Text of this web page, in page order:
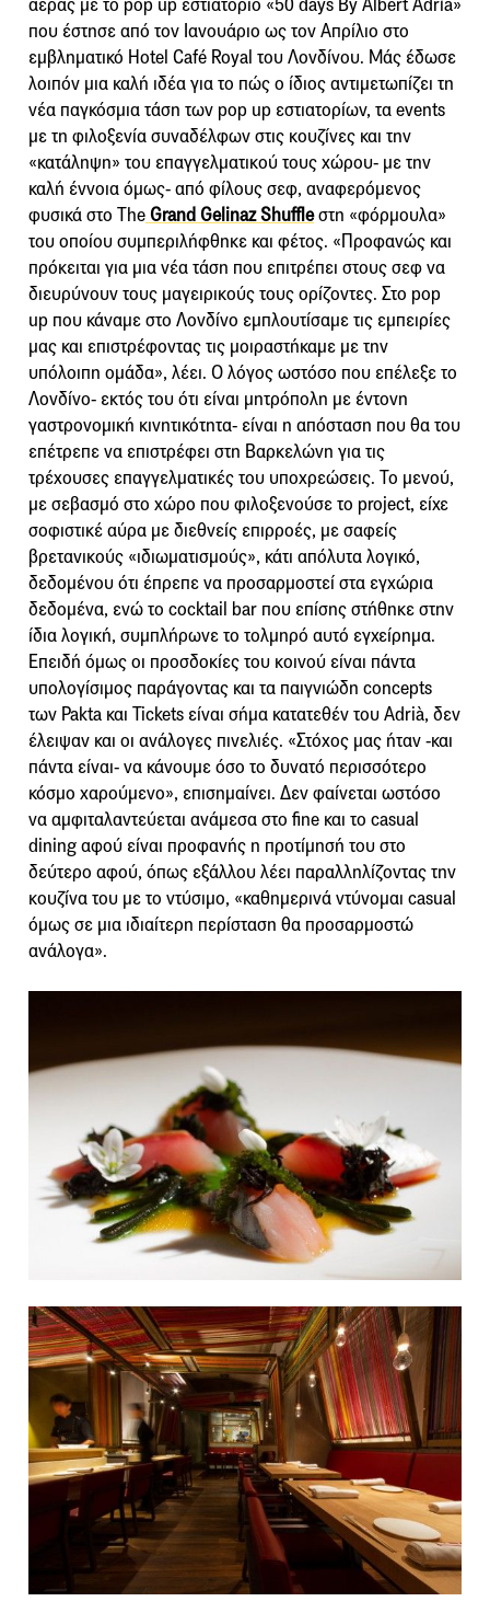
αέρας με το pop up εστιατόριο «50 days By Albert Adrià»
που έστησε από τον Ιανουάριο ως τον Απρίλιο στο
εμβληματικό Hotel Café Royal του Λονδίνου. Μάς έδωσε
λοιπόν μια καλή ιδέα για το πώς ο ίδιος αντιμετωπίζει τη
νέα παγκόσμια τάση των pop up εστιατορίων, τα events
με τη φιλοξενία συναδέλφων στις κουζίνες και την
«κατάληψη» του επαγγελματικού τους χώρου- με την
καλή έννοια όμως- από φίλους σεφ, αναφερόμενος
φυσικά στο TheGrand Gelinaz Shuffleστη «φόρμουλα»
του οποίου συμπεριλήφθηκε και φέτος. «Προφανώς και
πρόκειται για μια νέα τάση που επιτρέπει στους σεφ να
διευρύνουν τους μαγειρικούς τους ορίζοντες. Στο pop
up που κάναμε στο Λονδίνο εμπλουτίσαμε τις εμπειρίες
μας και επιστρέφοντας τις μοιραστήκαμε με την
υπόλοιπη ομάδα», λέει. Ο λόγος ωστόσο που επέλεξε το
Λονδίνο- εκτός του ότι είναι μητρόπολη με έντονη
γαστρονομική κινητικότητα- είναι η απόσταση που θα του
επέτρεπε να επιστρέφει στη Βαρκελώνη για τις
τρέχουσες επαγγελματικές του υποχρεώσεις. Το μενού,
με σεβασμό στο χώρο που φιλοξενούσε το project, είχε
σοφιστικέ αύρα με διεθνείς επιρροές, με σαφείς
βρετανικούς «ιδιωματισμούς», κάτι απόλυτα λογικό,
δεδομένου ότι έπρεπε να προσαρμοστεί στα εγχώρια
δεδομένα, ενώ το cocktail bar που επίσης στήθηκε στην
ίδια λογική, συμπλήρωνε το τολμηρό αυτό εγχείρημα.
Επειδή όμως οι προσδοκίες του κοινού είναι πάντα
υπολογίσιμος παράγοντας και τα παιγνιώδη concepts
των Pakta και Tickets είναι σήμα κατατεθέν του Adrià, δεν
έλειψαν και οι ανάλογες πινελιές. «Στόχος μας ήταν -και
πάντα είναι- να κάνουμε όσο το δυνατό περισσότερο
κόσμο χαρούμενο», επισημαίνει. Δεν φαίνεται ωστόσο
να αμφιταλαντεύεται ανάμεσα στο fine και το casual
dining αφού είναι προφανής η προτίμησή του στο
δεύτερο αφού, όπως εξάλλου λέει παραλληλίζοντας την
κουζίνα του με το ντύσιμο, «καθημερινά ντύνομαι casual
όμως σε μια ιδιαίτερη περίσταση θα προσαρμοστώ
ανάλογα».